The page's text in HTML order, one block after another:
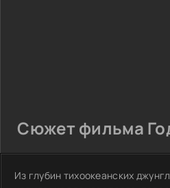
Сюжет фильма
Из глубин тихоокеанских